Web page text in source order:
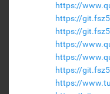
https://
https://
https://
https://
https://
https://
https://